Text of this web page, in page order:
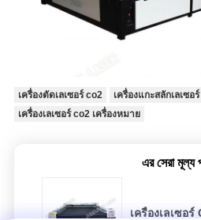
เครื่องตัดเลเซอร์ co2
เครื่องแกะสลักเลเซอ
เครื่องเลเซอร์ co2 เครื่องหมาย
এর সেরা মূল্য
เครื่องเลเซอ